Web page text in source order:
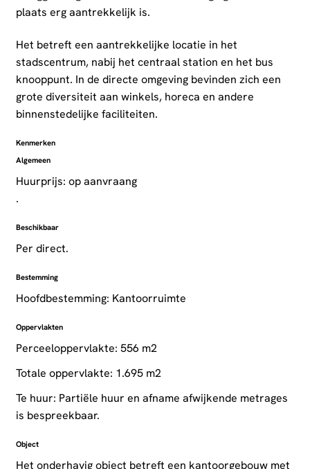
plaats erg aantrekkelijk is.
Het betreft een aantrekkelijke locatie in het
stadscentrum, nabij het centraal station en het bus
knooppunt. In de directe omgeving bevinden zich een
grote diversiteit aan winkels, horeca en andere
binnenstedelijke faciliteiten.
Kenmerken
Algemeen
Huurprijs: op aanvraang
.
Beschikbaar
Per direct.
Bestemming
Hoofdbestemming: Kantoorruimte
Oppervlakten
Perceeloppervlakte: 556 m2
Totale oppervlakte: 1.695 m2
Te huur: Partiële huur en afname afwijkende metrages
is bespreekbaar.
Object
Het onderhavig object betreft een kantoorgebouw met